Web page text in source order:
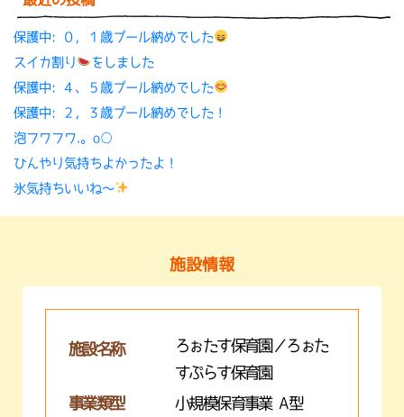
保護中: ０，１歳プール納めでした
スイカ割り
をしました
保護中: ４、５歳プール納めでした
保護中: ２，３歳プール納めでした！
泡フワフワ.。o○
ひんやり気持ちよかったよ！
氷気持ちいいね〜
施設情報
施設名称
ろぉたす保育園／ろぉた
すぷらす保育園
事業類型
小規模保育事業 A型